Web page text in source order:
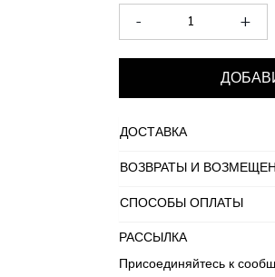
+
-
ДОСТАВКА
ВОЗВРАТЫ И
СПОСОБЫ ОПЛАТЫ
РАССЫЛКА
Присоединяйтесь к